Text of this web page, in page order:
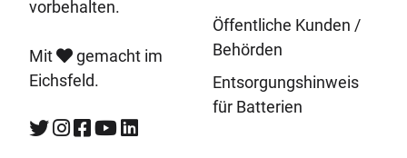
vorbehalten.
Mit
gemacht im
Eichsfeld.
Öffentliche Kunden /
Behörden
Entsorgungshinweis
für Batterien